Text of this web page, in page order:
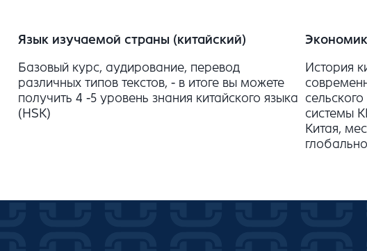
Язык изучаемой страны (китайский)
Базовый курс, аудирование, перевод
различных типов текстов, - в итоге вы можете
получить 4 -5 уровень знания китайского языка
(HSK)
История
системы
Китая,